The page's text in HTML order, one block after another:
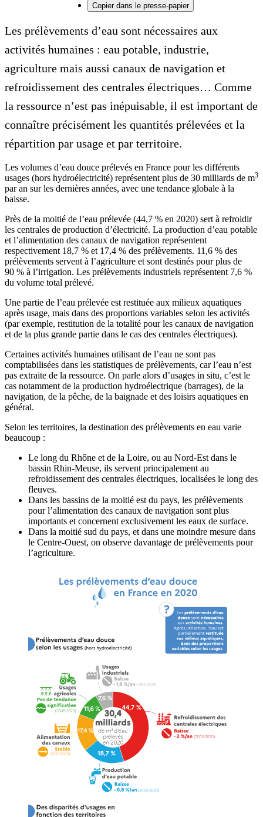
Copier dans le presse-papier
Les prélèvements d’eau sont nécessaires aux
activités humaines : eau potable, industrie,
agriculture mais aussi canaux de navigation et
refroidissement des centrales électriques… Comme
la ressource n’est pas inépuisable, il est important de
connaître précisément les quantités prélevées et la
répartition par usage et par territoire.
Les volumes d’eau douce prélevés en France pour les différents
usages (hors hydroélectricité) représentent plus de 30 milliards de m3
par an sur les dernières années, avec une tendance globale à la
baisse.
Près de la moitié de l’eau prélevée (44,7 % en 2020) sert à refroidir
les centrales de production d’électricité. La production d’eau potable
et l’alimentation des canaux de navigation représentent
respectivement 18,7 % et 17,4 % des prélèvements. 11,6 % des
prélèvements servent à l’agriculture et sont destinés pour plus de
90 % à l’irrigation. Les prélèvements industriels représentent 7,6 %
du volume total prélevé.
Une partie de l’eau prélevée est restituée aux milieux aquatiques
après usage, mais dans des proportions variables selon les activités
(par exemple, restitution de la totalité pour les canaux de navigation
et de la plus grande partie dans le cas des centrales électriques).
Certaines activités humaines utilisant de l’eau ne sont pas
comptabilisées dans les statistiques de prélèvements, car l’eau n’est
pas extraite de la ressource. On parle alors d’usages in situ, c’est le
cas notamment de la production hydroélectrique (barrages), de la
navigation, de la pêche, de la baignade et des loisirs aquatiques en
général.
Selon les territoires, la destination des prélèvements en eau varie
beaucoup :
Le long du Rhône et de la Loire, ou au Nord-Est dans le
bassin Rhin-Meuse, ils servent principalement au
refroidissement des centrales électriques, localisées le long des
fleuves.
Dans les bassins de la moitié est du pays, les prélèvements
pour l’alimentation des canaux de navigation sont plus
importants et concernent exclusivement les eaux de surface.
Dans la moitié sud du pays, et dans une moindre mesure dans
le Centre-Ouest, on observe davantage de prélèvements pour
l’agriculture.